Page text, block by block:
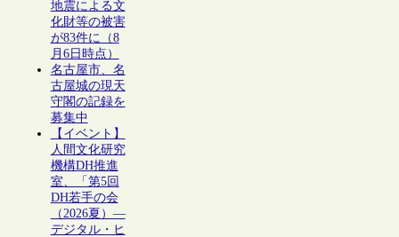
地震による文
化財等の被害
が83件に（8
月6日時点）
名古屋市、名
古屋城の現天
守閣の記録を
募集中
【イベント】
人間文化研究
機構DH推進
室、「第5回
DH若手の会
（2026夏）―
デジタル・ヒ